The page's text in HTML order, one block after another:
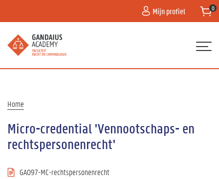
inhoud
Mijn profiel
PROGRAMMA
PRAKTISCHE HULP
Kruimelpad
Home
Micro-credential 'Vennootschaps- en
rechtspersonenrecht'
GA097-MC-rechtspersonenrecht